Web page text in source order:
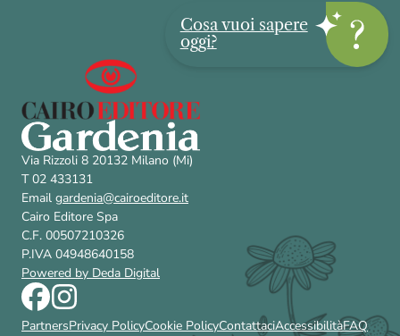
Via Rizzoli 8 20132 Milano (Mi)
T 02 433131
Email gardenia@cairoeditore.it
Cairo Editore Spa
C.F. 00507210326
P.IVA 04948640158
Powered by Deda Digital
PartnersPrivacy PolicyCookie PolicyContattaciAccessibilitàFAQ
Cosa vuoi sapere
oggi?